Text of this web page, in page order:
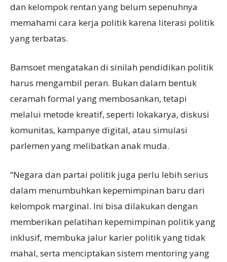
dan kelompok rentan yang belum sepenuhnya
memahami cara kerja politik karena literasi politik
yang terbatas.
Bamsoet mengatakan di sinilah pendidikan politik
harus mengambil peran. Bukan dalam bentuk
ceramah formal yang membosankan, tetapi
melalui metode kreatif, seperti lokakarya, diskusi
komunitas, kampanye digital, atau simulasi
parlemen yang melibatkan anak muda.
“Negara dan partai politik juga perlu lebih serius
dalam menumbuhkan kepemimpinan baru dari
kelompok marginal. Ini bisa dilakukan dengan
memberikan pelatihan kepemimpinan politik yang
inklusif, membuka jalur karier politik yang tidak
mahal, serta menciptakan sistem mentoring yang